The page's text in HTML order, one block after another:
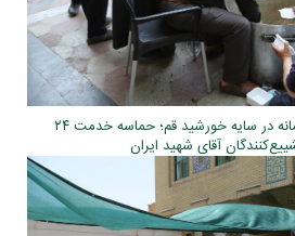
گزارش تصویری ۵ /میزبانی کریمانه در سایه خورشید قم؛ حماسه خدمت ۲۴
آقای شهید ایران